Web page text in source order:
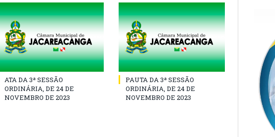
ATA DA 3ª SESSÃO
ORDINÁRIA, DE 24 DE
NOVEMBRO DE 2023
PAUTA DA 3ª SESSÃO
ORDINÁRIA, DE 24 DE
NOVEMBRO DE 2023